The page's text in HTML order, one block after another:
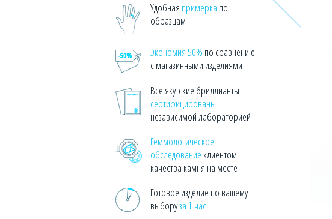
Удобная примерка по
образцам
Экономия 50% по сравнению
с магазинными изделиями
Все якутские бриллианты
сертифицированы
независимой лабораторией
Геммологическое
обследование клиентом
качества камня на месте
Готовое изделие по вашему
выборуза 1 час